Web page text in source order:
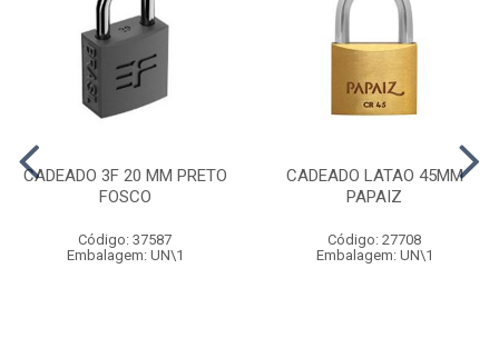
CADEADO 3F 20 MM PRETO
FOSCO
Código: 37587
Embalagem: UN\1
CADEADO LATAO 45MM
PAPAIZ
Código: 27708
Embalagem: UN\1